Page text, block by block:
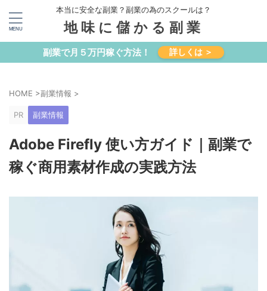
本当に安全な副業？副業の為のスクールは？
地味に儲かる副業
副業で月５万円稼ぐ方法！ 詳しくは ＞
HOME >副業情報 >
PR 副業情報
Adobe Firefly 使い方ガイド｜副業で
稼ぐ商用素材作成の実践方法